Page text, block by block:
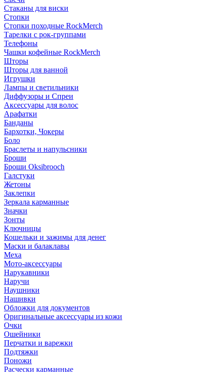
Стаканы для виски
Стопки
Стопки походные RockMerch
Тарелки с рок-группами
Телефоны
Чашки кофейные RockMerch
Шторы
Шторы для ванной
Игрушки
Лампы и светильники
Диффузоры и Спреи
Аксессуары для волос
Арафатки
Банданы
Бархотки, Чокеры
Боло
Браслеты и напульсники
Броши
Броши Oksibrooch
Галстуки
Жетоны
Заклепки
Зеркала карманные
Значки
Зонты
Ключницы
Кошельки и зажимы для денег
Маски и балаклавы
Меха
Мото-аксессуары
Нарукавники
Наручи
Наушники
Нашивки
Обложки для документов
Оригинальные аксессуары из кожи
Очки
Ошейники
Перчатки и варежки
Подтяжки
Поножи
Расчески карманные